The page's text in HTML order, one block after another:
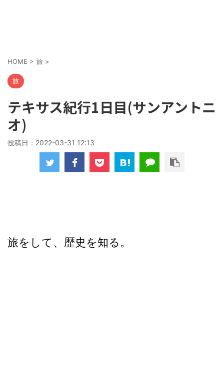
HOME > 旅 >
旅
テキサス紀行1日目(サンアントニ
オ)
投稿日： 2022-03-31 12:13
旅をして、歴史を知る。